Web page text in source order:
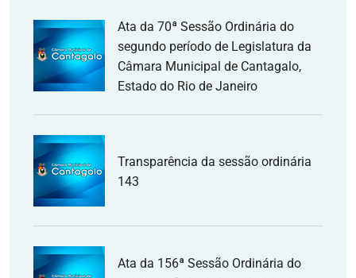
Ata da 70ª Sessão Ordinária do
segundo período de Legislatura da
Câmara Municipal de Cantagalo,
Estado do Rio de Janeiro
Transparência da sessão ordinária
143
Ata da 156ª Sessão Ordinária do